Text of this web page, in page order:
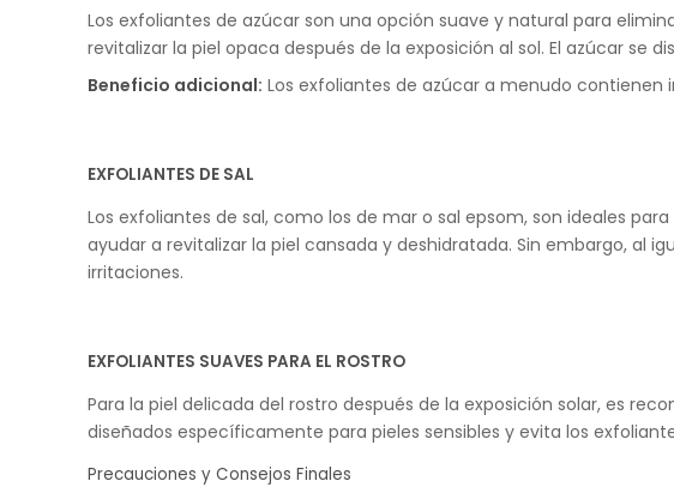
Los exfoliantes de azúcar son una opción suave y natural para
revitalizar la piel opaca después de la exposición al sol. El azúcar se
Beneficio adicional: Los exfoliantes de azúcar a menudo
EXFOLIANTES DE SAL
Los exfoliantes de sal, como los de mar o sal epsom, son ideales
ayudar a revitalizar la piel cansada y deshidratada. Sin embargo, al
irritaciones.
EXFOLIANTES SUAVES PARA EL ROSTRO
Para la piel delicada del rostro después de la exposición solar, es
diseñados específicamente para pieles sensibles y evita los
Precauciones y Consejos Finales